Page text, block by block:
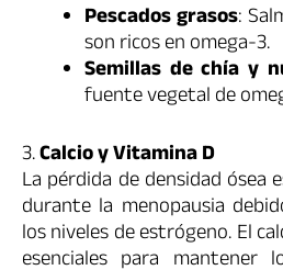
Pescados grasos:
son ricos en omega-3.
Semillas de chía y
fuente vegetal de
3.Calcio y Vitamina D
La pérdida de densidad ósea
durante la menopausia
los niveles de estrógeno. El
esenciales para mantener